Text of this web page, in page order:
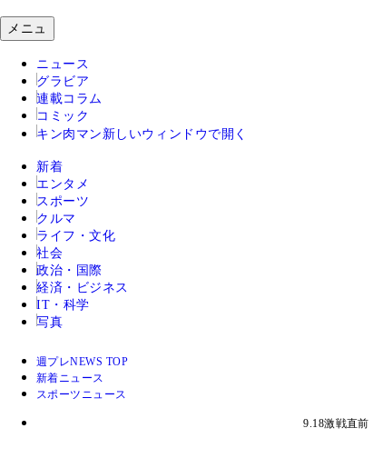
メニュ
ニュース
グラビア
連載コラム
コミック
キン肉マン 新しいウィンドウで開く
新着
エンタメ
スポーツ
クルマ
ライフ・文化
社会
政治・国際
経済・ビジネス
IT・科学
写真
週プレNEWS TOP
新着ニュース
スポーツニュース
9.18激戦直前